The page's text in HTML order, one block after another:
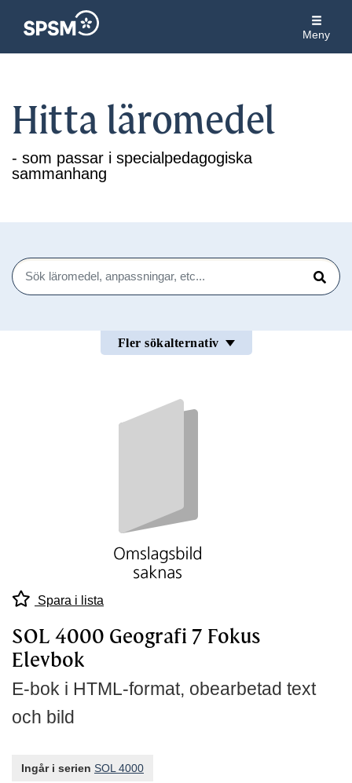
Meny
Hitta läromedel
- som passar i specialpedagogiska
sammanhang
Sök
Sök
Fler sökalternativ
Spara i lista
SOL 4000 Geografi 7 Fokus
Elevbok
E-bok i HTML-format, obearbetad text
och bild
Ingår i serien SOL 4000